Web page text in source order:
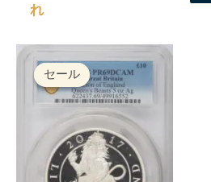
セール
れ
セール
の
価
格
£300.00
で
し
た。
現
在
価
は
£250.00
で
す。